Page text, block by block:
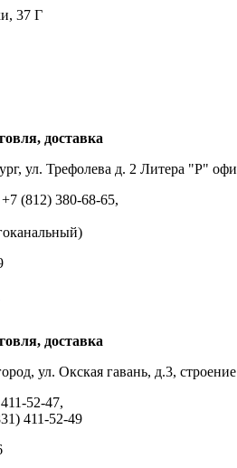
37 Г
доставка
ул. Трефолева д. 2 Литера "Р"
(812) 380-68-65,
доставка
ул. Окская гавань, д.3,
52-47,
411-52-49